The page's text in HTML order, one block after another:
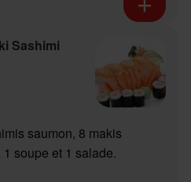
Sashimi
saumon, 8 makis
soupe et 1 salade.